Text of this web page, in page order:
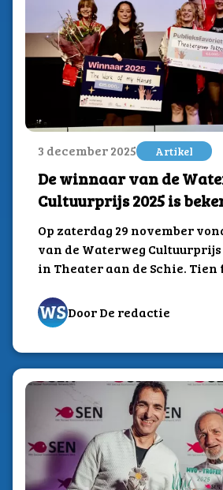
3 december 2025 Artikel
De winnaar van de
Cultuurprijs 2025 is
Op zaterdag 29 november
van de Waterweg Cultuurprijs
in Theater aan de Schie.
Door De redactie